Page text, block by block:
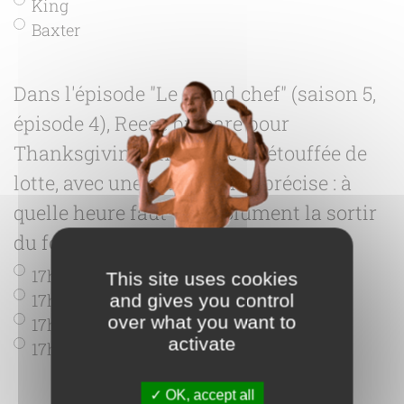
This site uses cookies
and gives you control
over what you want to
activate
OK, accept all
King
Baxter
Dans l'épisode "Le grand chef" (saison 5,
épisode 4), Reese prépare pour
Thanksgiving une dinde à l'étouffée de
lotte, avec une cuisson très précise : à
quelle heure faut-il absolument la sortir
du four ?
17h28
17h38
17h48
17h58